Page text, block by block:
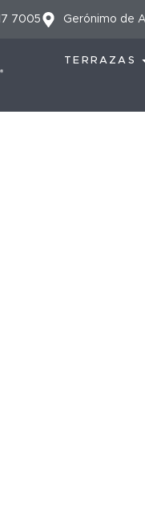
7005 Gerónimo de
TERRAZAS